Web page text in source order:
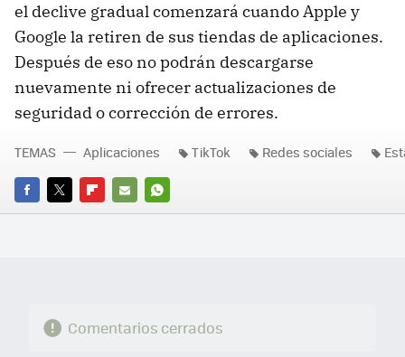
el declive gradual comenzará cuando Apple y
Google la retiren de sus tiendas de aplicaciones.
Después de eso no podrán descargarse
nuevamente ni ofrecer actualizaciones de
seguridad o corrección de errores.
FACEBOOK
TWITTERFLIPBOARD
E-
WHATSAPP
TEMAS Aplicaciones TikTok Redes sociales
Comentarios cerrados